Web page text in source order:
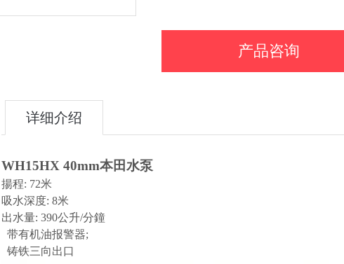
产品咨询
详细介绍
WH15HX 40mm本田水泵
揚程: 72米
吸水深度: 8米
出水量: 390公升/分鐘
带有机油报警器;
铸铁三向出口